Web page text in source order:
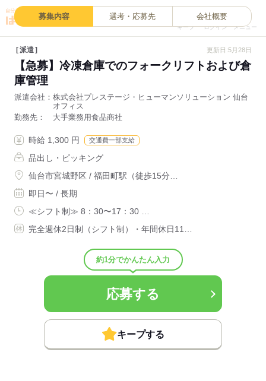
キープ ログイン メニュー
募集内容 選考・応募先 会社概要
派遣 更新日:5月28日
【急募】冷凍倉庫でのフォークリフトおよび倉
庫管理
派遣会社
株式会社プレステージ・ヒューマンソリューション 仙台
オフィス
勤務先
大手業務用食品商社
時給 1,300 円 交通費一部支給
品出し・ピッキング
仙台市宮城野区 / 福田町駅（徒歩15分…
即日〜 / 長期
≪シフト制≫ 8：30〜17：30 …
完全週休2日制（シフト制）・年間休日11…
約1分でかんたん入力
応募する
キープする